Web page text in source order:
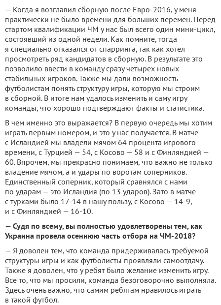
— Когда я возглавил сборную после Евро-2016, у меня
практически не было времени для больших перемен. Перед
стартом квалификации ЧМ у нас был всего один мини-цикл,
состоявший из одной недели. Как помните, тогда
я специально отказался от спарринга, так как хотел
просмотреть ряд кандидатов в сборную. В результате это
позволило ввести в команду сразу четырех новых
стабильных игроков. Также мы дали возможность
футболистам понять структуру игры, которую мы строим
в сборной. В итоге нам удалось изменить и саму игру
команды, что хорошо подтверждают факты и статистика.
В чем именно это выражается? В первую очередь мы хотим
играть первым номером, и это у нас получается. В матче
с Исландией мы владели мячом 64 процента игрового
времени, с Турцией — 54, с Косово — 58 и с Финляндией —
60. Впрочем, мы прекрасно понимаем, что важно не только
владение мячом, а и удары по воротам соперников.
Единственный соперник, который сравнялся с нами
по ударам — это Исландия (по 13 ударов). Зато в матче
с турками было 17-14 в нашу пользу, с Косово — 14-9,
и с Финляндией — 16-10.
— Судя по всему, вы полностью удовлетворены тем, как
Украина провела осеннюю часть отбора на ЧМ-2018?
— Я доволен тем, что команда придерживалась требуемой
структуры игры и как футболисты проявляли самоотдачу.
Также я доволен, что у ребят было желание изменить игру.
Все то, что мы просили, команда безоговорочно выполняла.
Здесь очень важно, что самим ребятам нравилось играть
в такой футбол.